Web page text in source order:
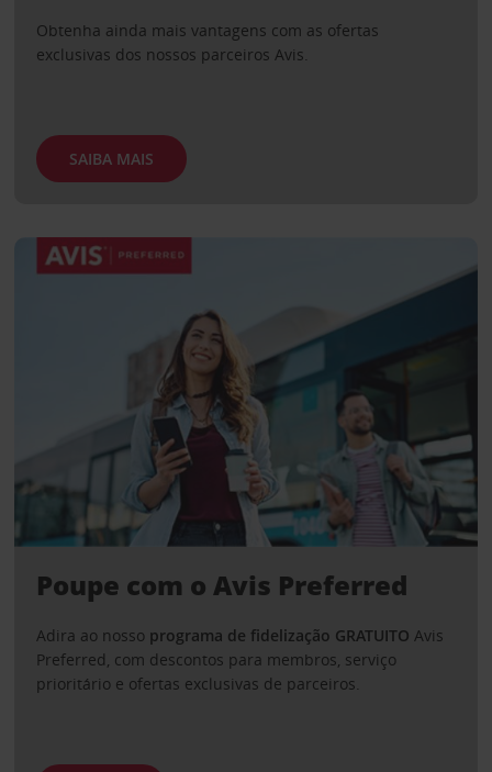
Obtenha ainda mais vantagens com as ofertas
exclusivas dos nossos parceiros Avis.
SAIBA MAIS
Poupe com o Avis Preferred
Adira ao nosso programa de fidelização GRATUITO Avis
Preferred, com descontos para membros, serviço
prioritário e ofertas exclusivas de parceiros.